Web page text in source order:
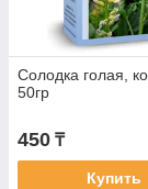
Солодка голая,
50гр
450 ₸
Купить